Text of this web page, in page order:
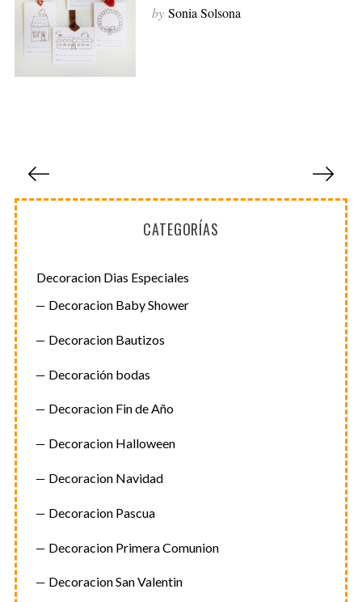
by Sonia Solsona
g
i
n
a
c
i
ó
n
d
e
e
n
t
r
a
d
a
s
CATEGORÍAS
Decoracion Dias Especiales
Decoracion Baby Shower
Decoracion Bautizos
Decoración bodas
Decoracion Fin de Año
Decoracion Halloween
Decoracion Navidad
Decoracion Pascua
Decoracion Primera Comunion
Decoracion San Valentin
S
r